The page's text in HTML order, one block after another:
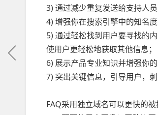
3) 通过减少重复发送给支持人
4) 增强你在搜索引擎中的知名
5) 通过轻松找到用户要寻找的
使用户更轻松地获取其他信息；
6) 展示产品专业知识并增强你的
7) 突出关键信息，引导用户，刺
FAQ采用独立域名可以更快的